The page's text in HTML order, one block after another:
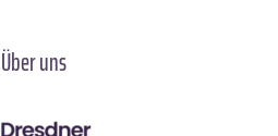
Über uns